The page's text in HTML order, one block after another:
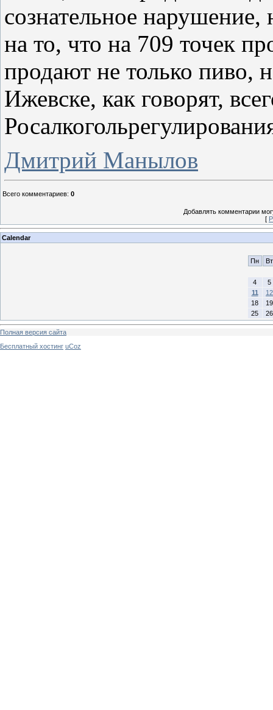
сознательное
на то, что на 709 точек
продают не только пиво,
Ижевске, как говорят,
Дмитрий Манылов
Всего комментариев: 0
Добавлять комментарии
[
Calendar
Пн Вт
4
5
11
12
18
19
25
26
Полная версия сайта
Бесплатный хостинг uCoz